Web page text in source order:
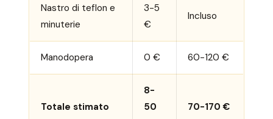
Nastro di teflon e
minuterie
3-5
€
Incluso
Manodopera 0 € 60-120 €
Totale stimato
8-
50
70-170 €